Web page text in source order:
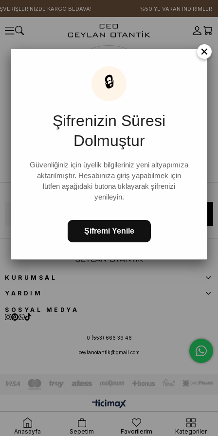
KARGO BEDAVA! %50'YE VARAN İNDİRİMLER
Bültene kaydolun, kampanya ve yenilikleri kaçırmayın!
KURUMSAL
YARDIM
SOSYAL MEDYA
0 (553) 666 39 46
ceylanotantik@gmail.com
×
🔒
Şifrenizin Süresi
Dolmuştur
Güvenliğiniz için üyelik bilgileriniz yeni altyapımıza
aktarılmıştır. Hesabınıza giriş yapabilmek için
lütfen aşağıdaki butona tıklayarak şifrenizi
yenileyin.
Şifremi Yenile
Anasayfa Sepetim Favorilerim Kategoriler